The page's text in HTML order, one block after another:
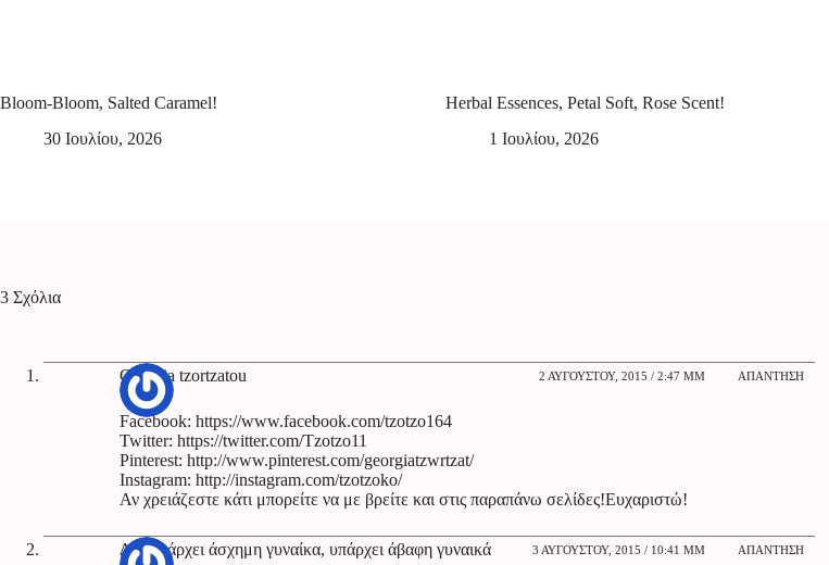
Bloom-Bloom, Salted Caramel!
30 Ιουλίου, 2026
Herbal Essences, Petal Soft, Rose Scent!
1 Ιουλίου, 2026
3 Σχόλια
Georgia tzortzatou 2 ΑΥΓΟΎΣΤΟΥ, 2015 / 2:47 ΜΜ ΑΠΆΝΤΗΣΗ
Facebook: https://www.facebook.com/tzotzo164
Twitter: https://twitter.com/Tzotzo11
Pinterest: http://www.pinterest.com/georgiatzwrtzat/
Instagram: http://instagram.com/tzotzoko/
Αν χρειάζεστε κάτι μπορείτε να με βρείτε και στις παραπάνω σελίδες!Ευχαριστώ!
Δεν υπάρχει άσχημη γυναίκα, υπάρχει άβαφη γυναικά 3 ΑΥΓΟΎΣΤΟΥ, 2015 / 10:41 ΜΜ ΑΠΆΝΤΗΣΗ